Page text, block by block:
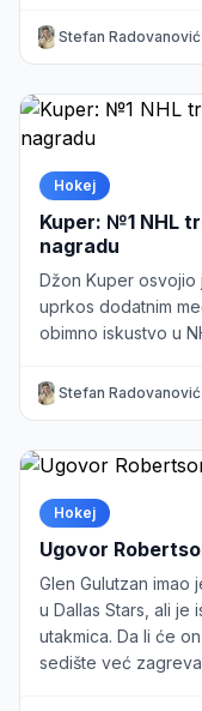
Stefan Radovanović
Hokej
Kuper: №1 NHL
nagradu
Džon Kuper osvojio
uprkos dodatnim
obimno iskustvo u
Stefan Radovanović
Hokej
Ugovor
Glen Gulutzan
u Dallas Stars, ali je
utakmica. Da li će
sedište već